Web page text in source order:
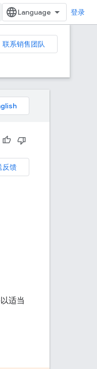
登录
联系销售团队
反馈
适当